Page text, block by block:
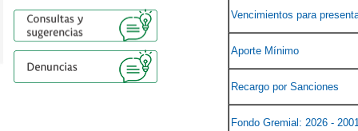
Vencimientos para
Aporte Mínimo
Recargo por Sanciones
Fondo Gremial: 2026 -